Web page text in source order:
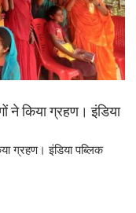
किया ग्रहण। इंडिया
ग्रहण। इंडिया पब्लिक